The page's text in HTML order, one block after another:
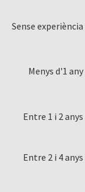
Sense experiència
Menys d'1 any
Entre 1 i 2 anys
Entre 2 i 4 anys